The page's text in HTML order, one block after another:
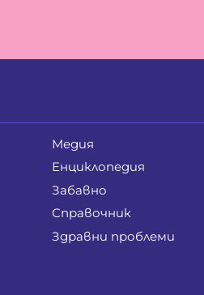
Медия
Енциклопедия
Забавно
Справочник
Здравни проблеми